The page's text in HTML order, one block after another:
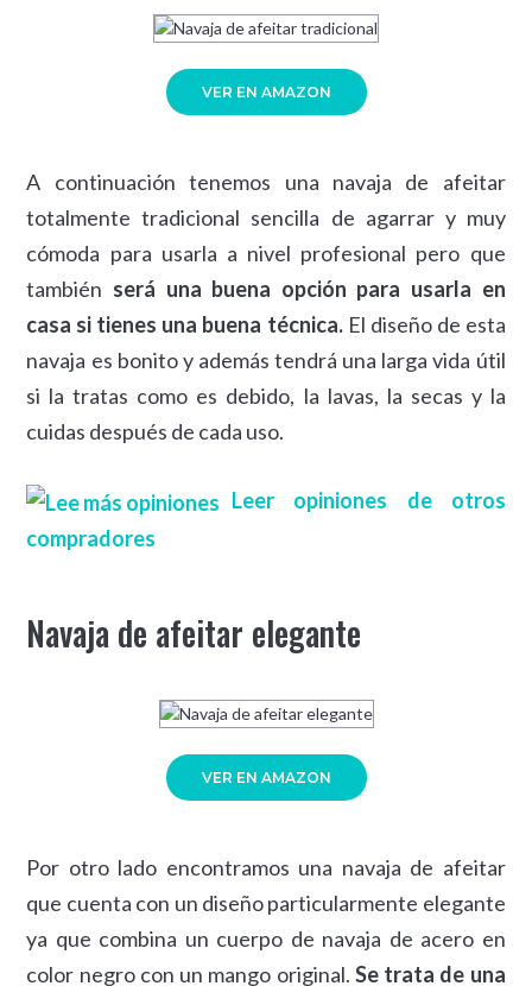
VER EN AMAZON
A continuación tenemos una navaja de afeitar
totalmente tradicional sencilla de agarrar y muy
cómoda para usarla a nivel profesional pero que
también será una buena opción para usarla en
casa si tienes una buena técnica.El diseño de esta
navaja es bonito y además tendrá una larga vida útil
si la tratas como es debido, la lavas, la secas y la
cuidas después de cada uso.
Leer opiniones de otros
compradores
Navaja de afeitar elegante
VER EN AMAZON
Por otro lado encontramos una navaja de afeitar
que cuenta con un diseño particularmente elegante
ya que combina un cuerpo de navaja de acero en
color negro con un mango original. Se trata de una